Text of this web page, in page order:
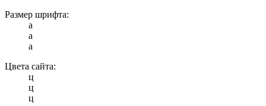
Размер шрифта:
a
a
a
Цвета сайта:
ц
ц
ц